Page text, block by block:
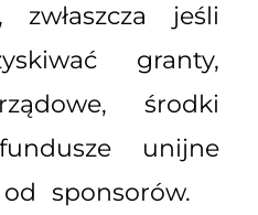
zwłaszcza jeśli
granty,
środki
unijne
sponsorów.